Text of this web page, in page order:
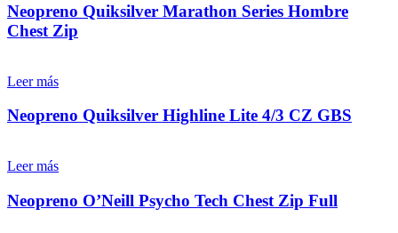
Neopreno Quiksilver Marathon Series Hombre
Chest Zip
Leer más
Neopreno Quiksilver Highline Lite 4/3 CZ GBS
Leer más
Neopreno O’Neill Psycho Tech Chest Zip Full